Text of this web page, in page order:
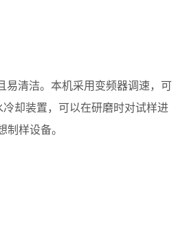
清洁。 本机采用变频器调速，可
却装置，可以在研磨时对试样进
样设备。